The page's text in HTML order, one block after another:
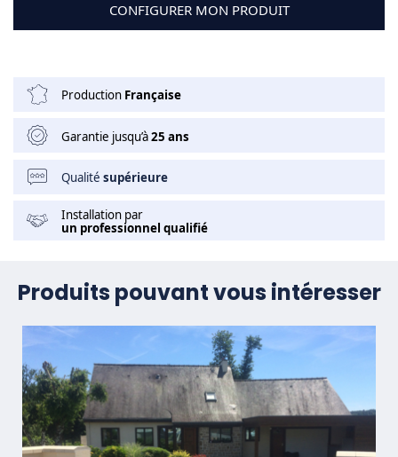
CONFIGURER MON PRODUIT
Production Française
Garantie jusqu’à25 ans
Qualité supérieure
Installation par
un professionnel qualifié
Produits pouvant vous intéresser